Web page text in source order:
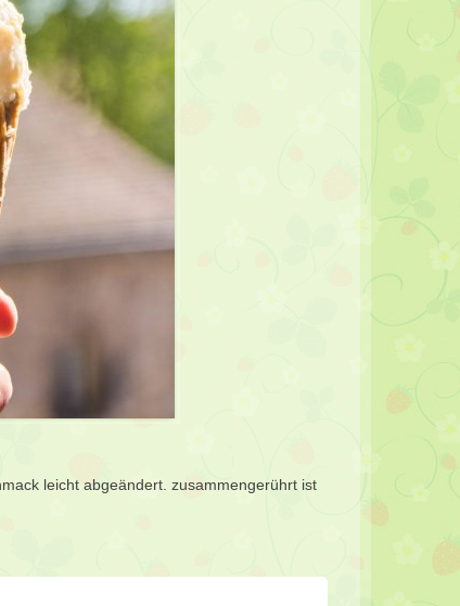
leicht abgeändert. zusammengerührt ist